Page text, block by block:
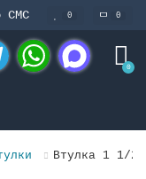
СМС 0 0
0
Втулка 1 1/2,